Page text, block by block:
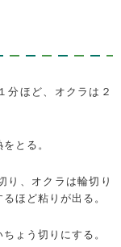
分ほど、オクラは２
とる。
り、オクラは輪切り
ほど粘りが出る。
ょう切りにする。